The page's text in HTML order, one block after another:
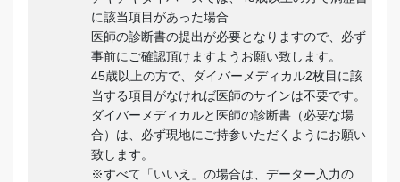
に該当項目があった場合
医師の診断書の提出が必要となりますので、必ず
事前にご確認頂けますようお願い致します。
45歳以上の方で、ダイバーメディカル2枚目に該
当する項目がなければ医師のサインは不要です。
ダイバーメディカルと医師の診断書（必要な場
合）は、必ず現地にご持参いただくようにお願い
致します。
※すべて「いいえ」の場合は、データー入力の